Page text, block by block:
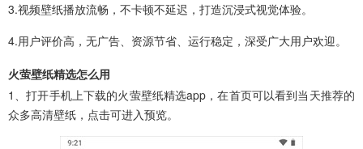
3.视频壁纸播放流畅，不卡顿不延迟，打造沉浸式视觉体验。
4.用户评价高，无广告、资源节省、运行稳定，深受广大用户欢迎。
火萤壁纸精选怎么用
1、打开手机上下载的火萤壁纸精选app，在首页可以看到当天推荐的
众多高清壁纸，点击可进入预览。